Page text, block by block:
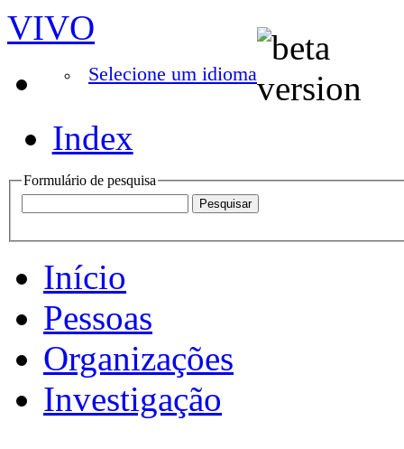
VIVO
Selecione um idioma
Index
Formulário de pesquisa
Início
Pessoas
Organizações
Investigação